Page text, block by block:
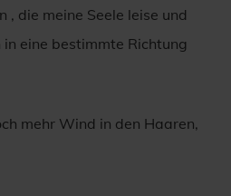
, die meine Seele leise und
eine bestimmte Richtung
mehr Wind in den Haaren,